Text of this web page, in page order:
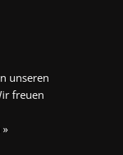
unseren
freuen